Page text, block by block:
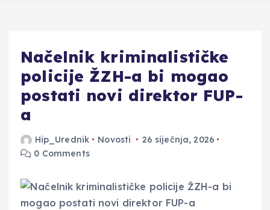
Načelnik kriminalističke
policije ŽZH-a bi mogao
postati novi direktor FUP-
a
Hip_Urednik Novosti
26 siječnja, 2026
0 Comments